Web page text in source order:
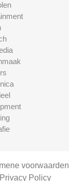
voorwaarden
Privacy Policy